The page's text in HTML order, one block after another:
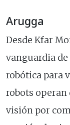
Arugga
Desde Kfar
vanguardia
robótica para
robots
visión por